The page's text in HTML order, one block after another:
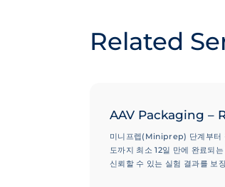
Related
AAV Packaging –
미니프렙(Miniprep) 단계부터
도까지 최소 12일 만에 완료되
신뢰할 수 있는 실험 결과를 보